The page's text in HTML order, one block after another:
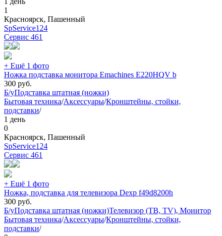
1
Красноярск, Пашенный
SpService124
Сервис 461
+ Ещё 1 фото
Ножка подставка монитора Emachines E220HQV b
300 руб.
Б/уПодставка штатная (ножки)
Бытовая техника/Аксессуары/Кронштейны, стойки,
подставки/
1 день
0
Красноярск, Пашенный
SpService124
Сервис 461
+ Ещё 1 фото
Ножка, подставка для телевизора Dexp f49d8200h
300 руб.
Б/уПодставка штатная (ножки)Телевизор (ТВ, TV), Монитор
Бытовая техника/Аксессуары/Кронштейны, стойки,
подставки/